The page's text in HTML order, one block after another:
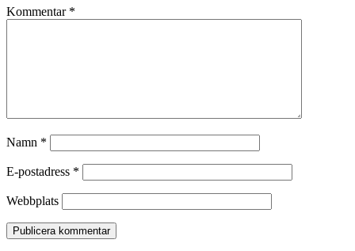
Kommentar *
Namn *
E-postadress *
Webbplats